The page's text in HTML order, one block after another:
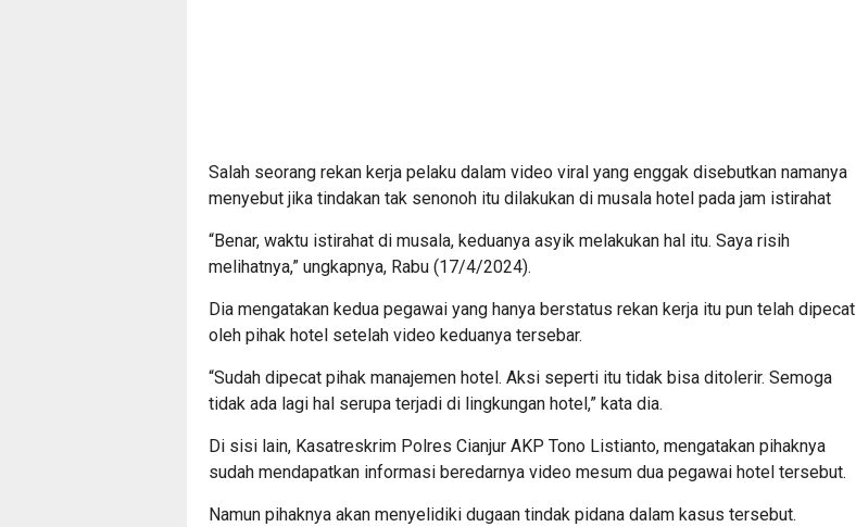
Salah seorang rekan kerja pelaku dalam video viral yang enggak disebutkan namanya
menyebut jika tindakan tak senonoh itu dilakukan di musala hotel pada jam istirahat
“Benar, waktu istirahat di musala, keduanya asyik melakukan hal itu. Saya risih
melihatnya,” ungkapnya, Rabu (17/4/2024).
Dia mengatakan kedua pegawai yang hanya berstatus rekan kerja itu pun telah dipecat
oleh pihak hotel setelah video keduanya tersebar.
“Sudah dipecat pihak manajemen hotel. Aksi seperti itu tidak bisa ditolerir. Semoga
tidak ada lagi hal serupa terjadi di lingkungan hotel,” kata dia.
Di sisi lain, Kasatreskrim Polres Cianjur AKP Tono Listianto, mengatakan pihaknya
sudah mendapatkan informasi beredarnya video mesum dua pegawai hotel tersebut.
Namun pihaknya akan menyelidiki dugaan tindak pidana dalam kasus tersebut.